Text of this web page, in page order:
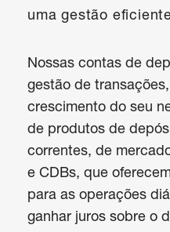
uma gestão
Nossas contas de
gestão de
crescimento do seu
de produtos de
correntes, de
e CDBs, que
para as operações
ganhar juros sobre o